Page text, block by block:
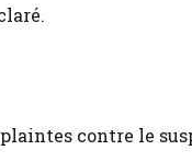
contre le